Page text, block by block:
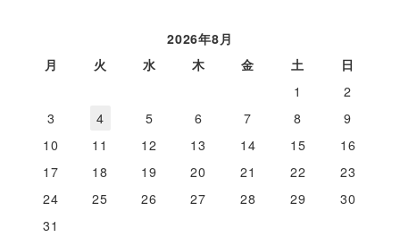
2026年8月
月
火 水 木 金 土
日
1
2
3
4 5 6 7 8
9
10
11 12 13 14 15
16
17
18 19 20 21 22
23
24
25 26 27 28 29
30
31